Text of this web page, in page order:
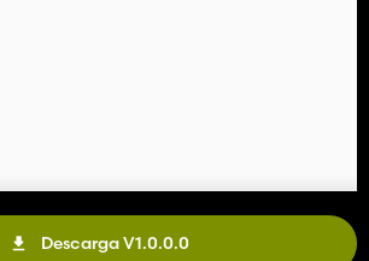
Descarga V1.0.0.0